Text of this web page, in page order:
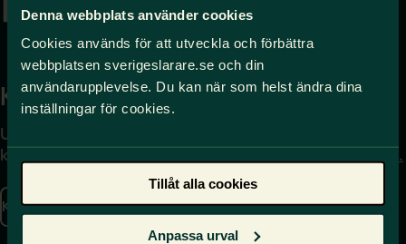
Denna webbplats använder cookies
Cookies används för att utveckla och förbättra
webbplatsen sverigeslarare.se och din
användarupplevelse. Du kan när som helst ändra dina
inställningar för cookies.
Tillåt alla cookies
Anpassa urval
Kontakta
Uppgifter om hur du
kontaktar oss finns här.
Kontakta oss
Press
press@sverigeslarare.
se
Presskontakt